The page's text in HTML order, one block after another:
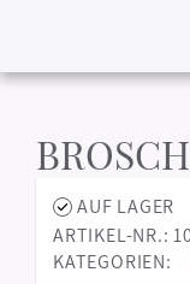
AUF LAGER
ARTIKEL-NR.:
KATEGORIEN: